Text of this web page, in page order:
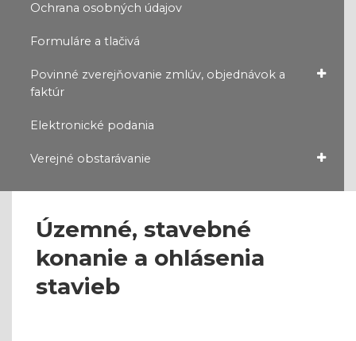
Ochrana osobných údajov
Formuláre a tlačivá
Povinné zverejňovanie zmlúv, objednávok a
faktúr
Elektronické podania
Verejné obstarávanie
Územné, stavebné
konanie a ohlásenia
stavieb